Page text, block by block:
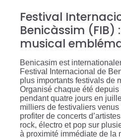
Festival
Benicàssim (FIB)
musical
Benicasim est
Festival Internacional de
plus importants festivals de
Organisé chaque été
pendant quatre jours en
milliers de festivaliers
profiter de concerts
rock, électro et pop sur
à proximité immédiate de la